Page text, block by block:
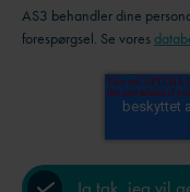
AS3 behandler dine
forespørgsel. Se vores